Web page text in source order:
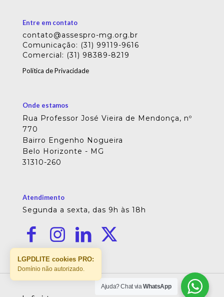
Entre em contato
contato@assespro-mg.org.br
Comunicação: (31) 99119-9616
Comercial: (31) 98389-8219
Política de Privacidade
Onde estamos
Rua Professor José Vieira de Mendonça, nº
770
Bairro Engenho Nogueira
Belo Horizonte - MG
31310-260
Atendimento
Segunda a sexta, das 9h às 18h
Ajuda? Chat viaWhatsApp
LGPDLITE cookies PRO:
Domínio não autorizado.